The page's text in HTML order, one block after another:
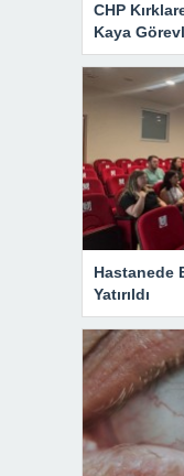
CHP
Kaya
Hastanede
Yatırıldı